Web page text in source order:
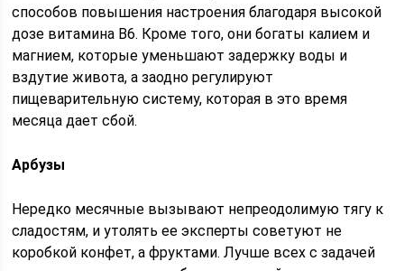
способов повышения настроения благодаря высокой
дозе витамина B6. Кроме того, они богаты калием и
магнием, которые уменьшают задержку воды и
вздутие живота, а заодно регулируют
пищеварительную систему, которая в это время
месяца дает сбой.
Арбузы
Нередко месячные вызывают непреодолимую тягу к
сладостям, и утолять ее эксперты советуют не
коробкой конфет, а фруктами. Лучше всех с задачей